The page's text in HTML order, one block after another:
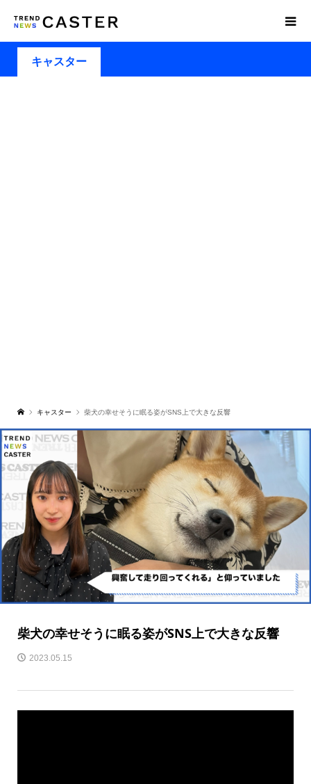
キャスター
キャスター 柴犬の幸せそうに眠る姿がSNS上で大きな反響
柴犬の幸せそうに眠る姿がSNS上で大きな反響
2023.05.15